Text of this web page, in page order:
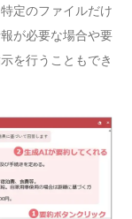
定のファイルだけ
が必要な場合や要
を行うこともでき